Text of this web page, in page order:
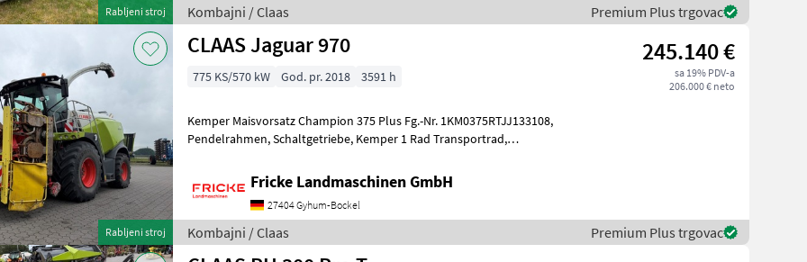
Rabljeni stroj Kombajni / Claas Premium Plus trgovac
Rabljeni stroj
CLAAS Jaguar 970 245.140 €
sa 19% PDV-a
206.000 € neto
775 KS/570 kW God. pr. 2018 3591 h
Kemper Maisvorsatz Champion 375 Plus Fg.-Nr. 1KM0375RTJJ133108,
Pendelrahmen, Schaltgetriebe, Kemper 1 Rad Transportrad,
Fricke Landmaschinen GmbH
27404 Gyhum-Bockel
Kombajni / Claas Premium Plus trgovac